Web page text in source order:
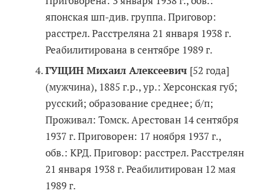
японская шп-див. группа. Приговор:
расстрел. Расстреляна 21 января 1938 г.
Реабилитирована в сентябре 1989 г.
ГУЩИН Михаил Алексеевич [52 года]
(мужчина), 1885 г.р., ур.: Херсонская губ;
русский; образование среднее; б/п;
Проживал: Томск. Арестован 14 сентября
1937 г. Приговорен: 17 ноября 1937 г.,
обв.: КРД. Приговор: расстрел. Расстрелян
21 января 1938 г. Реабилитирован 12 мая
1989 г.